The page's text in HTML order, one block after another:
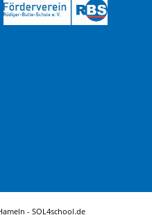
- SOL4school.de